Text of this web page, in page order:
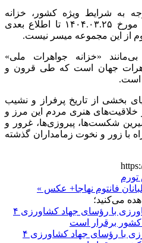
به شرایط ویژه کشور، خزانه
جواهرات ملی از روز یک‌شنبه مورخ ۱۴۰۴.۰۳.۲۵ تا اطلاع بعدی
از این مجموعه میسر نیست.
«خزانه جواهرات ملی»
جهان است که طی قرون و
است.
بخشی از تاریخ پرفراز و نشیب
هنری مردم این مرز و
شکست‌ها، پیروزی‌ها، غرور و
با زور و نخوت زمامداران گذشته
تورم
فانتوم نهاجا+ عکس »
می‌کنید؛
گفتگوی تلفنی وزیر جهاد کشاورزی با رؤسای جهاد کشاورزی ۴